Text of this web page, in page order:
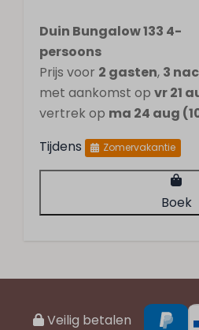
Duin Bungalow 133 4-
persoons
Prijs voor 2 gasten, 3
met aankomst op vr 21
vertrek op ma 24 aug
Tijdens
Zomervakantie
Boek
Veilig betalen